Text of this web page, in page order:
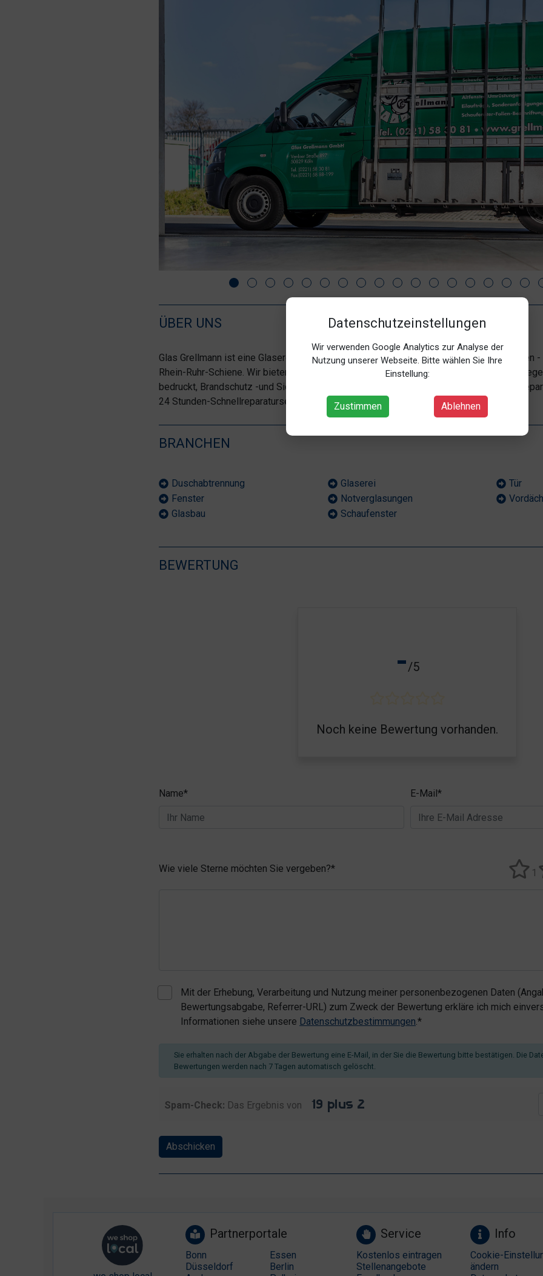
Datenschutzeinstellungen
Wir verwenden Google Analytics zur Analyse der
Nutzung unserer Webseite. Bitte wählen Sie Ihre
Einstellung:
Zustimmen Ablehnen
ÜBER UNS
Glas Grellmann ist eine Glaserei mit Tradition seit 1917 in Köln, Düsseldorf, Bonn, Aachen
Rhein-Ruhr-Schiene. Wir bieten Glas nach Maß, wie zum Bespiel: Ganzglasduschen,
bedruckt, Brandschutz -und Sicherheitsglas. Notverglasungen und
24 Stunden-Schnellreparaturservice mit Bestellungen bis 23 Uhr kein Problem.
BRANCHEN
Duschabtrennung
Fenster
Glasbau
Glaserei
Notverglasungen
Schaufenster
Tür
BEWERTUNG
-/5
Noch keine Bewertung vorhanden.
Name* E-Mail*
Wie viele Sterne möchten Sie vergeben?* 1
Mit der Erhebung, Verarbeitung und Nutzung meiner personenbezogenen Daten
Bewertungsabgabe, Referrer-URL) zum Zweck der Bewertung erkläre ich mich
Informationen siehe unsere Datenschutzbestimmungen.*
Sie erhalten nach der Abgabe der Bewertung eine E-Mail, in der Sie die Bewertung bitte bestätigen. Die
Bewertungen werden nach 7 Tagen automatisch gelöscht.
Spam-Check: Das Ergebnis von
Abschicken
Partnerportale
Bonn
Düsseldorf
Essen
Berlin
Service
Kostenlos eintragen
Stellenangebote
Info
Cookie-
ändern